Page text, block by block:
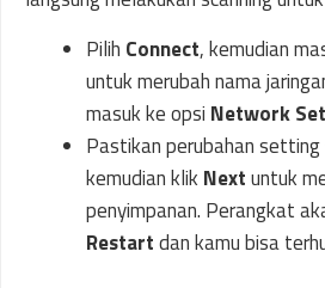
Pilih Connect, kemudian
untuk merubah nama
masuk ke opsi Network
Pastikan perubahan setting
kemudian klik Nextuntuk
penyimpanan. Perangkat
Restartdan kamu bisa